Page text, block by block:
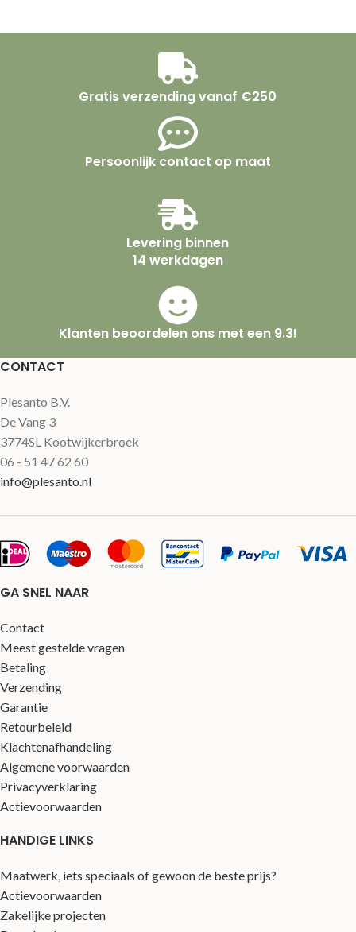
Gratis verzending vanaf €250
Persoonlijk contact op maat
Levering binnen
14 werkdagen
Klanten beoordelen ons met een 9.3!
CONTACT
Plesanto B.V.
De Vang 3
3774SL Kootwijkerbroek
06 - 51 47 62 60
info@plesanto.nl
GA SNEL NAAR
Contact
Meest gestelde vragen
Betaling
Verzending
Garantie
Retourbeleid
Klachtenafhandeling
Algemene voorwaarden
Privacyverklaring
Actievoorwaarden
HANDIGE LINKS
Maatwerk, iets speciaals of gewoon de beste prijs?
Actievoorwaarden
Zakelijke projecten